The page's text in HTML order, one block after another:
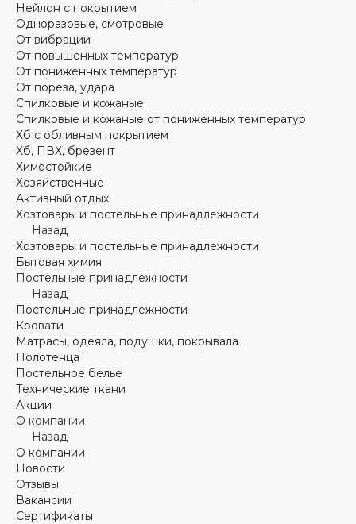
Нейлон с покрытием
Одноразовые, смотровые
От вибрации
От повышенных температур
От пониженных температур
От пореза, удара
Спилковые и кожаные
Спилковые и кожаные от пониженных температур
Хб с обливным покрытием
Хб, ПВХ, брезент
Химостойкие
Хозяйственные
Активный отдых
Хозтовары и постельные принадлежности
Назад
Хозтовары и постельные принадлежности
Бытовая химия
Постельные принадлежности
Назад
Постельные принадлежности
Кровати
Матрасы, одеяла, подушки, покрывала
Полотенца
Постельное белье
Технические ткани
Акции
О компании
Назад
О компании
Новости
Отзывы
Вакансии
Сертификаты